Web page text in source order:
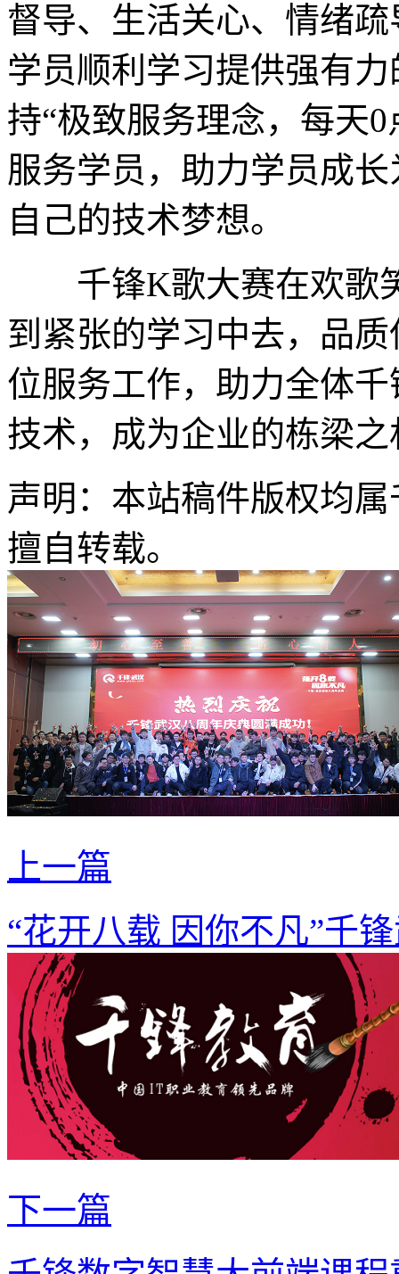
督导、生活关心、情绪
学员顺利学习提供强有
持“极致服务理念，每天
服务学员，助力学员成
自己的技术梦想。
千锋K歌大赛在欢歌
到紧张的学习中去，品
位服务工作，助力全体
技术，成为企业的栋梁之
声明：本站稿件版权均
擅自转载。
上一篇
“花开八载 因你不凡”千
下一篇